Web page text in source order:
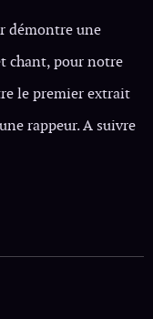
démontre une
chant, pour notre
le premier extrait
rappeur. A suivre